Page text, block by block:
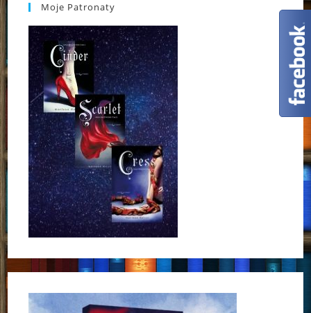
Moje Patronaty